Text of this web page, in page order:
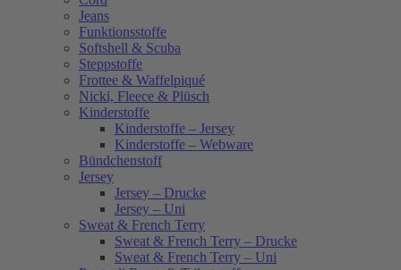
Jeans
Funktionsstoffe
Softshell & Scuba
Steppstoffe
Frottee & Waffelpiqué
Nicki, Fleece & Plüsch
Kinderstoffe
Kinderstoffe – Jersey
Kinderstoffe – Webware
Bündchenstoff
Jersey
Jersey – Drucke
Jersey – Uni
Sweat & French Terry
Sweat & French Terry – Drucke
Sweat & French Terry – Uni